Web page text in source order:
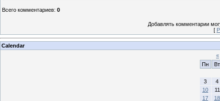
Всего комментариев: 0
Добавлять комментарии
[
Calendar
«
Пн
Вт
3
4
10
11
17
18